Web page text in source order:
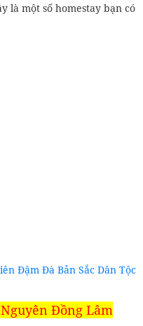
là một số homestay bạn có
Đậm Đà Bản Sắc Dân Tộc
Đồng Lâm